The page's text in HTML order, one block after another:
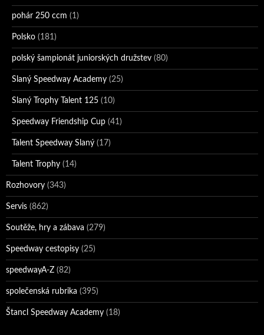
pohár 250 ccm (1)
Polsko (181)
polský šampionát juniorských družstev (80)
Slaný Speedway Academy (25)
Slaný Trophy Talent 125 (10)
Speedway Friendship Cup (41)
Talent Speedway Slaný (17)
Talent Trophy (14)
Rozhovory (343)
Servis (862)
Soutěže, hry a zábava (279)
Speedway cestopisy (25)
speedwayA-Z (82)
společenská rubrika (395)
Štancl Speedway Academy (18)